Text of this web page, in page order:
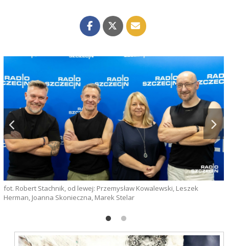
fot. Robert Stachnik, od lewej: Przemysław Kowalewski, Leszek
Herman, Joanna Skonieczna, Marek Stelar